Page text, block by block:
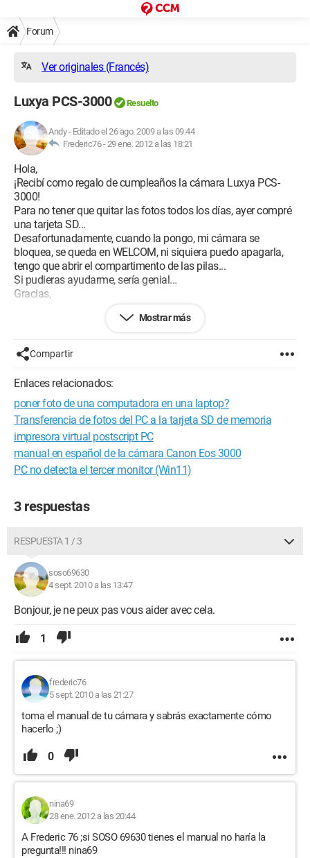
Forum
Ver originales (Francés)
Luxya PCS-3000 Resuelto
Andy- Editado el 26 ago. 2009 a las 09:44
Frederic76 -29 ene. 2012 a las 18:21
Hola,
¡Recibí como regalo de cumpleaños la cámara Luxya PCS-
3000!
Para no tener que quitar las fotos todos los días, ayer compré
una tarjeta SD...
Desafortunadamente, cuando la pongo, mi cámara se
bloquea, se queda en WELCOM, ni siquiera puedo apagarla,
tengo que abrir el compartimento de las pilas...
Si pudieras ayudarme, sería genial...
Gracias,
Mostrar más
Compartir
Enlaces relacionados:
poner foto de una computadora en una laptop?
Transferencia de fotos del PC a la tarjeta SD de memoria
impresora virtual postscript PC
manual en español de la cámara Canon Eos 3000
PC no detecta el tercer monitor (Win11)
3 respuestas
RESPUESTA 1 / 3
soso69630
4 sept. 2010 a las 13:47
Bonjour, je ne peux pas vous aider avec cela.
1
frederic76
5 sept. 2010 a las 21:27
toma el manual de tu cámara y sabrás exactamente cómo
hacerlo ;)
0
nina69
28 ene. 2012 a las 20:44
A Frederic 76 ;si SOSO 69630 tienes el manual no haría la
pregunta!!! nina69